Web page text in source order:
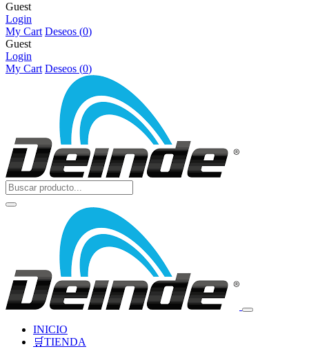
Guest
Login
My Cart Deseos (0)
Guest
Login
My Cart Deseos (0)
INICIO
🛒TIENDA